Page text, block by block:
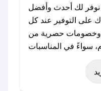
لك أحدث وأفضل
على التوفير عند كل
وخصومات حصرية من
سواءً في المناسبات
الجمعة البيضاء (شهر
يوم التأسيس، أو
عروض خاصة أخرى.